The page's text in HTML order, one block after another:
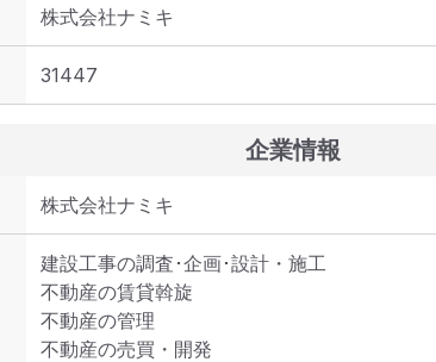
株式会社ナミキ
31447
企業情報
株式会社ナミキ
建設工事の調査･企画･設計・施工
不動産の賃貸斡旋
不動産の管理
不動産の売買・開発